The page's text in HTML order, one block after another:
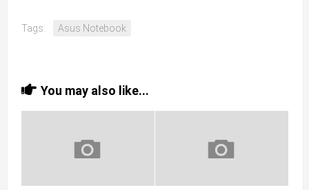
Tags: Asus Notebook
You may also like...